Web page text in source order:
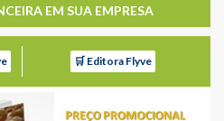
EM SUA EMPRESA
🛒 Editora Flyve